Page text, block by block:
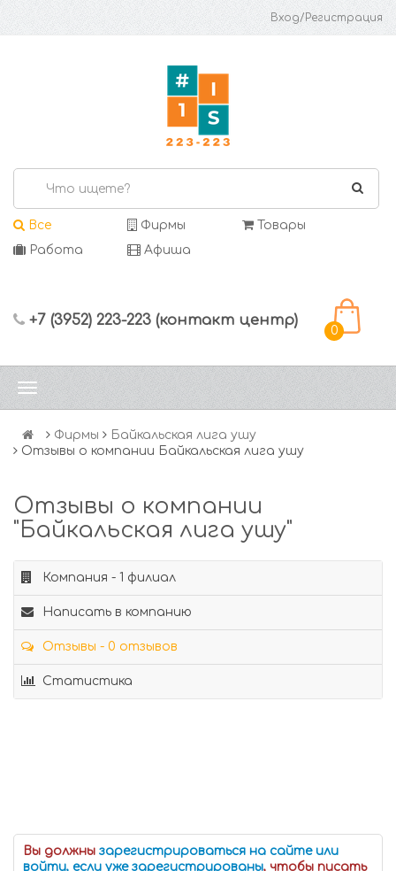
Вход/Регистрация
Все Фирмы
Товары
Работа
Афиша
+7 (3952) 223-223 (контакт центр)
0
Фирмы
Байкальская лига ушу
Отзывы о компании Байкальская лига ушу
Отзывы о компании
"Байкальская лига ушу"
Компания - 1 филиал
Написать в компанию
Отзывы - 0 отзывов
Статистика
Вы должны зарегистрироваться на сайте или
войти, если уже зарегистрированы, чтобы писать